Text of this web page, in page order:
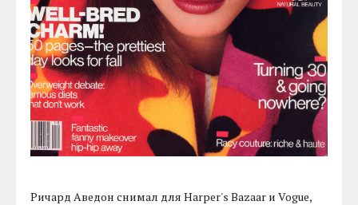
Ричард Аведон снимал для Harper's Bazaar и Vogue,